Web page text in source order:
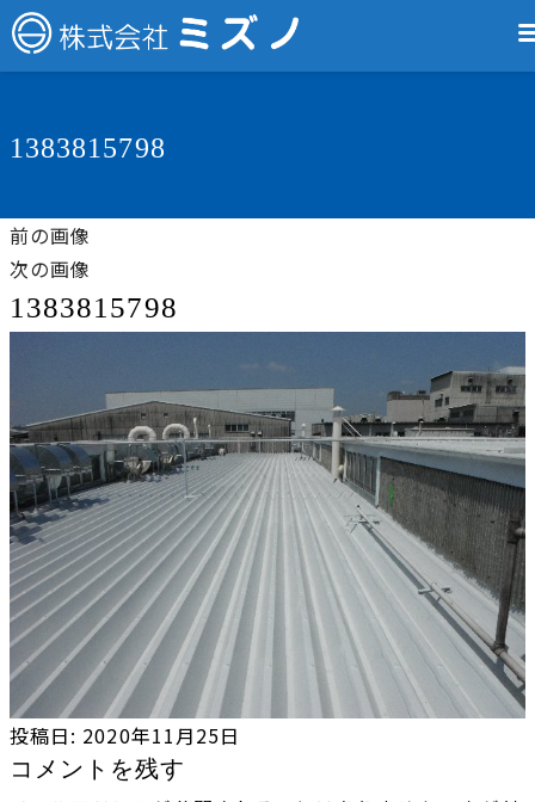
1383815798
前の画像
次の画像
1383815798
投稿日: 2020年11月25日
コメントを残す